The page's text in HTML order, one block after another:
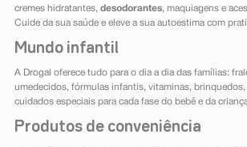
cremes hidratantes, desodorantes, maquiagens e
Cuide da sua saúde e eleve a sua autoestima com
Mundo infantil
A Drogal oferece tudo para o dia a dia das famílias:
umedecidos, fórmulas infantis, vitaminas, brinquedos,
cuidados especiais para cada fase do bebê e da
Produtos de conveniência